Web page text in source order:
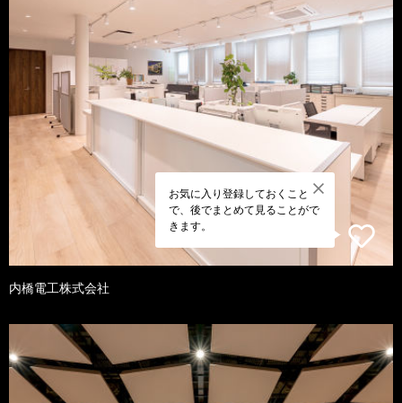
お気に入り登録しておくこと
で、後でまとめて見ることがで
きます。
内橋電工株式会社